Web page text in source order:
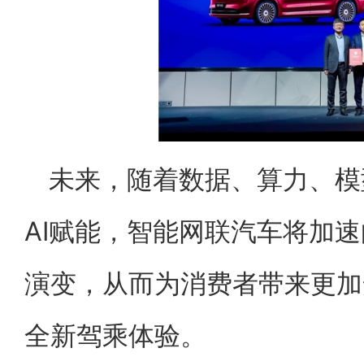
未来，随着数据、算力、
AI赋能，智能网联汽车将加
演变，从而为消费者带来更
全新驾乘体验。